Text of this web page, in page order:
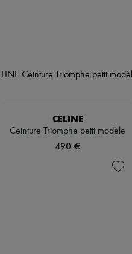
CELINE
Ceinture Triomphe petit modèle
490 €